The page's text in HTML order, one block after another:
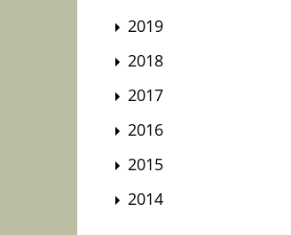
2019
2018
2017
2016
2015
2014